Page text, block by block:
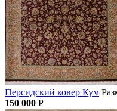
Персидский ковер Кум
150 000 Р